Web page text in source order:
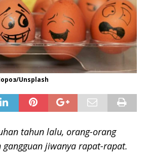
Unsplash
tahun lalu, orang-orang
gangguan jiwanya rapat-rapat.